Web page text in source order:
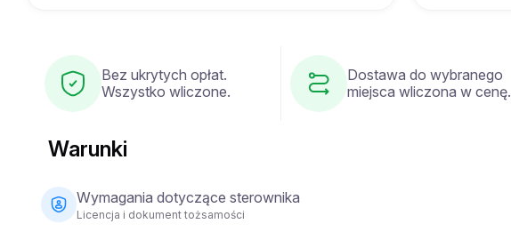
Bez ukrytych opłat.
Wszystko wliczone.
Dostawa do wybranego
miejsca wliczona w cenę.
Warunki
Wymagania dotyczące sterownika
Licencja i dokument tożsamości